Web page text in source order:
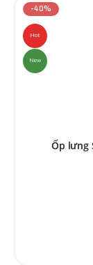
-40%
Hot
New
Ốp lưng